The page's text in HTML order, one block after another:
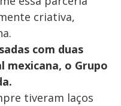
criativa,
com duas
mexicana, o Grupo
tiveram laços